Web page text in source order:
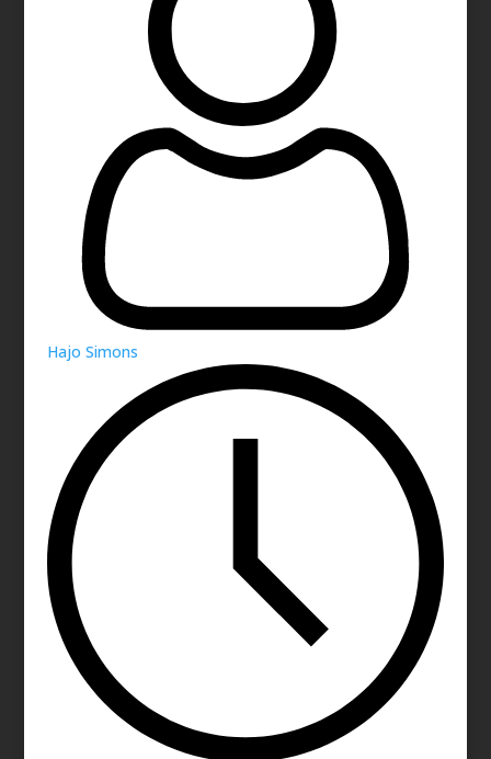
Hajo Simons